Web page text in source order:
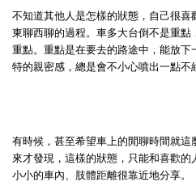
不知道其他人是怎樣的狀態，自己很
東聊西聊的過程。車多大台倒不是重
重點。重點是在要去的路途中，能放
特的親密感，總是會不小心噴出一點不
有時候，甚至希望車上的閒聊時間就
來才發現，這樣的狀態，只能和喜歡
小小的車內、肢體距離很靠近地分享。